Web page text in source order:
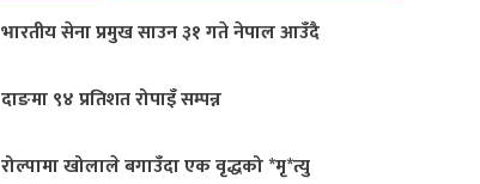
भारतीय सेना प्रमुख साउन ३१ गते नेपाल आउँदै
दाङमा ९४ प्रतिशत रोपाइँ सम्पन्न
रोल्पामा खोलाले बगाउँदा एक वृद्धको *मृ*त्यु